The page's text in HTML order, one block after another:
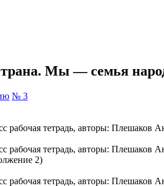
Мы — семья
№ 3